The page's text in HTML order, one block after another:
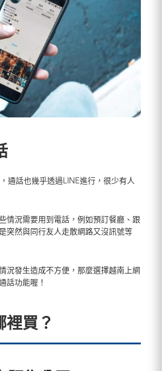
通話也幾乎透過LINE進行，很少有人
情況需要用到電話，例如預訂餐廳、跟
突然與同行友人走散網路又沒訊號等
況發生造成不方便，那麼選擇越南上網
話功能喔！
裡買？